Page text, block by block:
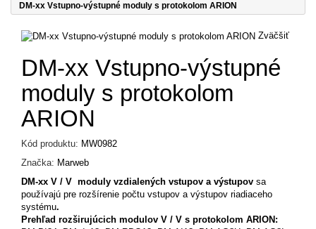
DM-xx Vstupno-výstupné moduly s protokolom ARION
Zväčšiť
DM-xx Vstupno-výstupné
moduly s protokolom
ARION
Kód produktu: MW0982
Značka: Marweb
DM-xx V / V moduly vzdialených vstupov a výstupov sa
používajú pre rozšírenie počtu vstupov a výstupov riadiaceho
systému.
Prehľad rozširujúcich modulov V / V s protokolom ARION: